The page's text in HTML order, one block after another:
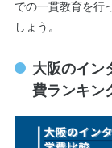
での一貫教育を行
しょう。
大阪のイン
費ランキン